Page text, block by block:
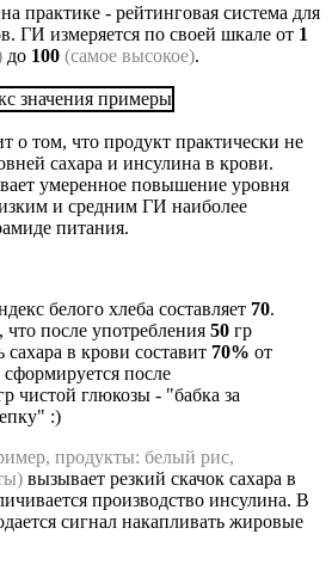
практике - рейтинговая система для
ГИ измеряется по своей шкале от 1
до 100 (самое высокое).
о том, что продукт практически не
сахара и инсулина в крови.
умеренное повышение уровня
и средним ГИ наиболее
питания.
белого хлеба составляет 70.
после употребления 50 гр
сахара в крови составит 70% от
сформируется после
чистой глюкозы - "бабка за
:)
продукты: белый рис,
вызывает резкий скачок сахара в
производство инсулина. В
сигнал накапливать жировые